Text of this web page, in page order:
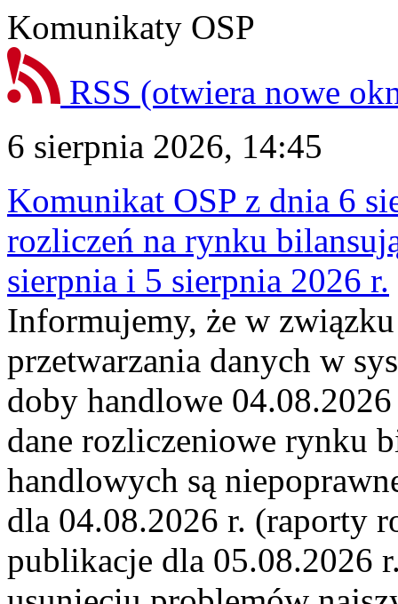
Komunikaty OSP
RSS (otwiera nowe
6 sierpnia 2026, 14:45
Komunikat OSP z dnia 6
rozliczeń na rynku
sierpnia i 5 sierpnia 2026 r.
Informujemy, że w
przetwarzania danych w
doby handlowe
dane rozliczeniowe rynku
handlowych są
dla 04.08.2026 r. (raporty
publikacje dla 05.08.2026